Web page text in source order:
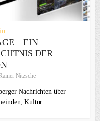
– EIN
DER
Nitzsche
Nachrichten über
Kultur...